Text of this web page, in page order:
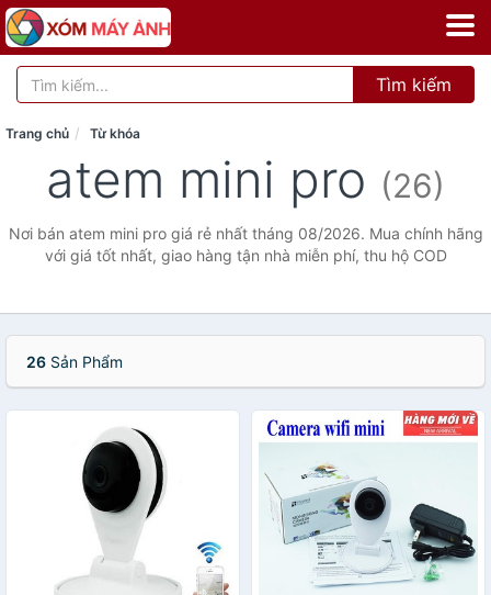
Tìm kiếm
Trang chủ Từ khóa
atem mini pro (26)
Nơi bán atem mini pro giá rẻ nhất tháng 08/2026. Mua chính hãng
với giá tốt nhất, giao hàng tận nhà miễn phí, thu hộ COD
26 Sản Phẩm